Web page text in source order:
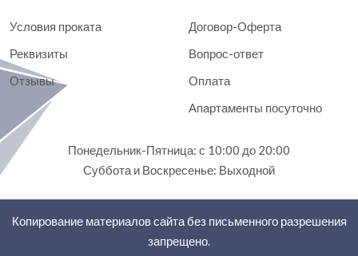
Условия проката
Реквизиты
Отзывы
Договор-Оферта
Вопрос-ответ
Оплата
Апартаменты посуточно
Понедельник-Пятница: с 10:00 до 20:00
Суббота и Воскресенье: Выходной
Копирование материалов сайта без письменного разрешения
запрещено.